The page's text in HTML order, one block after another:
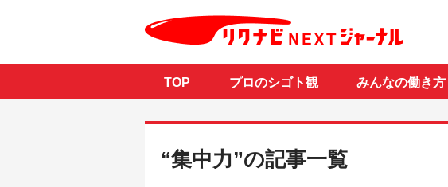
TOP プロのシゴト観 みんなの働き方
“集中力”の記事一覧